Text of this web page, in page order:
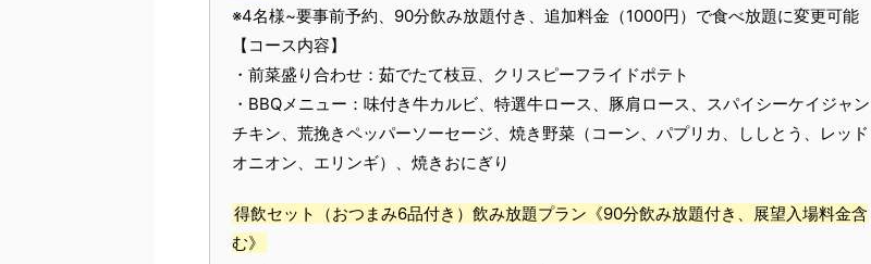
※4名様~要事前予約、90分飲み放題付き、追加料金（1000円）で食べ放題に変更可能
【コース内容】
・前菜盛り合わせ：茹でたて枝豆、クリスピーフライドポテト
・BBQメニュー：味付き牛カルビ、特選牛ロース、豚肩ロース、スパイシーケイジャン
チキン、荒挽きペッパーソーセージ、焼き野菜（コーン、パプリカ、ししとう、レッド
オニオン、エリンギ）、焼きおにぎり
得飲セット（おつまみ6品付き）飲み放題プラン《90分飲み放題付き、展望入場料金含
む》